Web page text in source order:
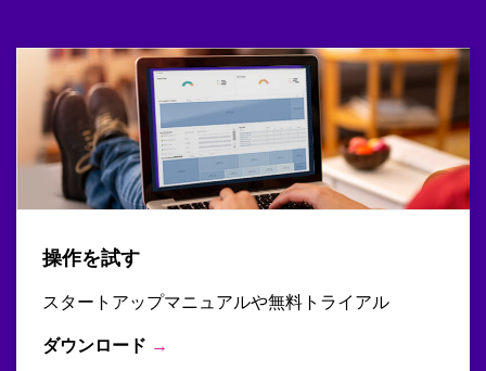
操作を試す
スタートアップマニュアルや無料トライアル
ダウンロード →